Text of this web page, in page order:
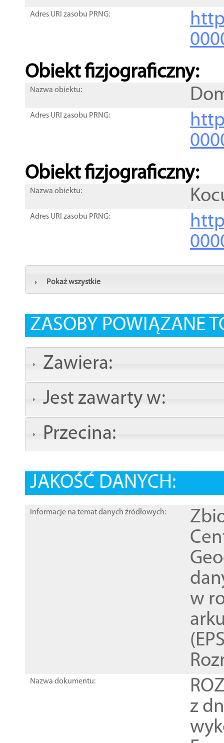
Adres URI zasobu PRNG:
Obiekt fizjograficzny:
Nazwa obiektu:
Adres URI zasobu PRNG:
Obiekt fizjograficzny:
Nazwa obiektu:
Adres URI zasobu PRNG:
Pokaż wszystkie
ZASOBY POWIĄZANE
Zawiera:
Jest zawarty w:
Przecina:
JAKOŚĆ DANYCH:
Informacje na temat danych źródłowych:
w
Nazwa dokumentu:
z